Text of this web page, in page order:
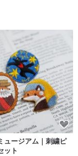
ュージアム｜刺繍ピ
ット